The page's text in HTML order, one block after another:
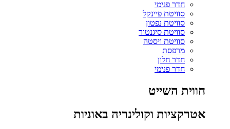
חדר פנימי
סוויטת פיינקל
סוויטת נפטון
סוויטת סיגנטור
סוויטת ויסטה
מרפסת
חדר חלון
חדר פנימי
חווית השייט
אטרקציות וקולינריה באוניות